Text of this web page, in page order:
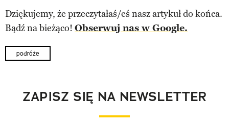
Dziękujemy, że przeczytałaś/eś nasz artykuł do końca.
Bądź na bieżąco! Obserwuj nas w Google.
podróże
ZAPISZ SIĘ NA NEWSLETTER